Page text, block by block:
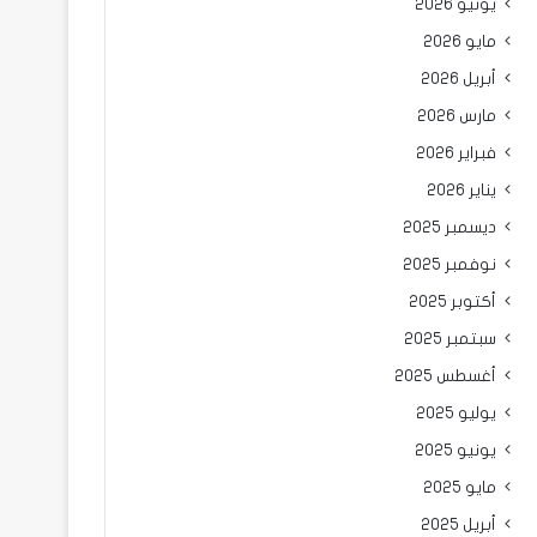
يونيو 2026
مايو 2026
أبريل 2026
مارس 2026
فبراير 2026
يناير 2026
ديسمبر 2025
نوفمبر 2025
أكتوبر 2025
سبتمبر 2025
أغسطس 2025
يوليو 2025
يونيو 2025
مايو 2025
أبريل 2025